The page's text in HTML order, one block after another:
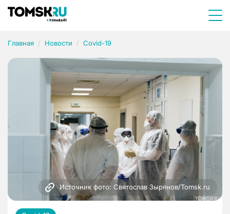
Главная Новости Covid-19
Источник фото: Святослав Зырянов/Tomsk.ru